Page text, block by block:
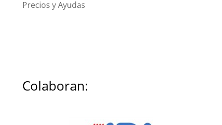
Precios y Ayudas
Colaboran: